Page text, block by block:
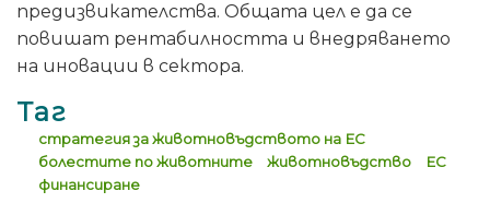
предизвикателства. Общата цел е да се
повишат рентабилността и внедряването
на иновации в сектора.
Таг
стратегия за животновъдството на ЕС
болестите по животните
животновъдство
ЕС
финансиране